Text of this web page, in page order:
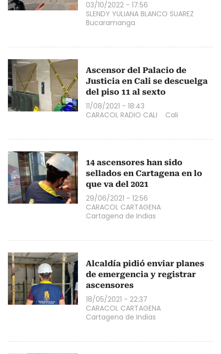
03/10/2022 - 17:56
SLENDY YULIANA BLANCO SUAREZ
Bucaramanga
Ascensor del Palacio de
Justicia en Cali se descuelga
del piso 11 al sexto
11/08/2021 - 18:43
CARACOL RADIO CALI
Cali
14 ascensores han sido
sellados en Cartagena en lo
que va del 2021
29/06/2021 - 12:56
CARACOL CARTAGENA
Cartagena de Indias
Alcaldía pidió enviar planes
de emergencia y registrar
ascensores
18/05/2021 - 22:37
CARACOL CARTAGENA
Cartagena de Indias